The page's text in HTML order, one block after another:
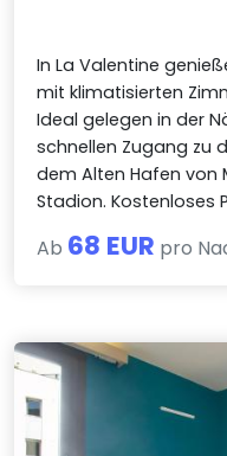
In La Valentine
mit klimatisierten
Ideal gelegen in der
schnellen Zugang zu
dem Alten Hafen von
Stadion. Kostenloses
Ab 68 EUR pro